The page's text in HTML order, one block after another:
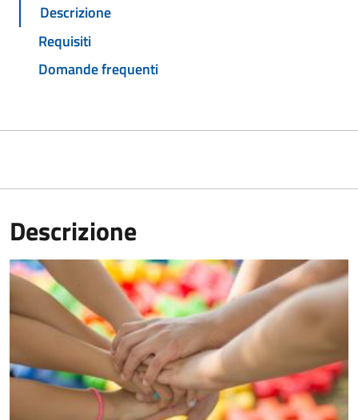
Descrizione
Requisiti
Domande frequenti
Descrizione